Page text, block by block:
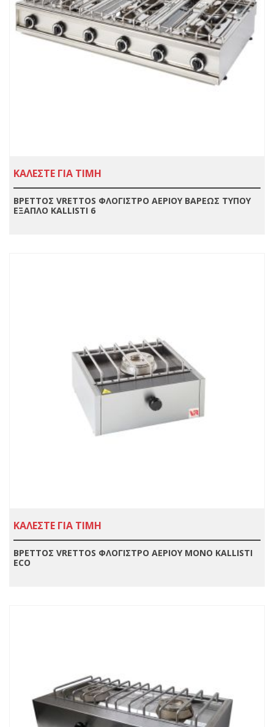
ΚΑΛΕΣΤΕ ΓΙΑ ΤΙΜΗ
ΒΡΕΤΤΟΣ VRETTOS ΦΛΟΓΙΣΤΡΟ ΑΕΡΙΟΥ ΒΑΡΕΩΣ ΤΥΠΟΥ
ΕΞΑΠΛΟ KALLISTI 6
ΚΑΛΕΣΤΕ ΓΙΑ ΤΙΜΗ
ΒΡΕΤΤΟΣ VRETTOS ΦΛΟΓΙΣΤΡΟ ΑΕΡΙΟΥ ΜΟΝΟ ΚΑLLISTI
ECO